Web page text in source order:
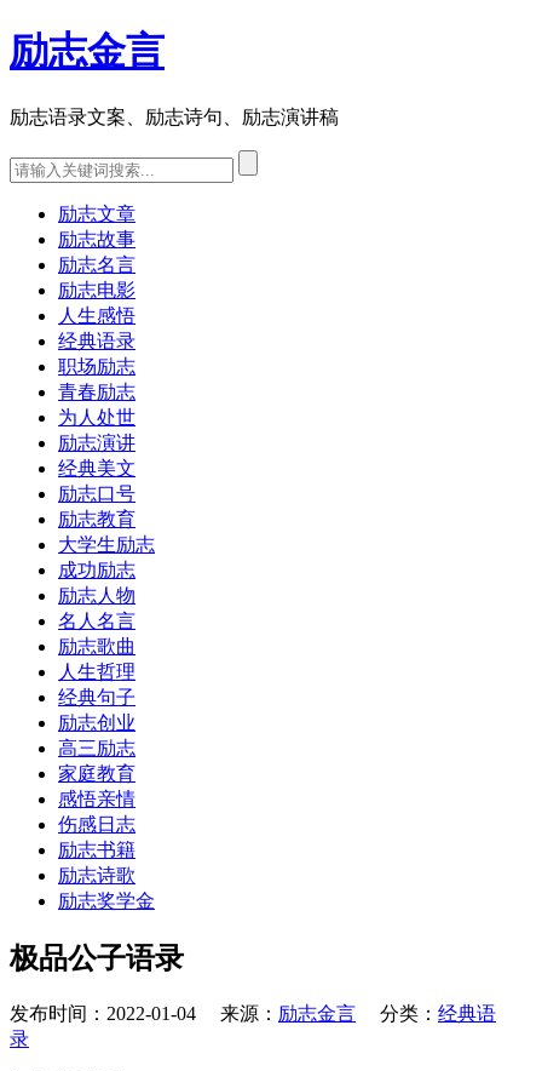
励志金言
励志语录文案、励志诗句、励志演讲稿
励志文章
励志故事
励志名言
励志电影
人生感悟
经典语录
职场励志
青春励志
为人处世
励志演讲
经典美文
励志口号
励志教育
大学生励志
成功励志
励志人物
名人名言
励志歌曲
人生哲理
经典句子
励志创业
高三励志
家庭教育
感悟亲情
伤感日志
励志书籍
励志诗歌
励志奖学金
极品公子语录
发布时间：2022-01-04 来源： 励志金言 分类： 经典语
录